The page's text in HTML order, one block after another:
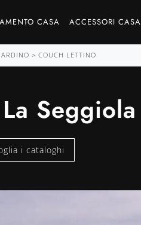
CASA ACCESSORI CASA
> COUCH LETTINO
Seggiola
i cataloghi